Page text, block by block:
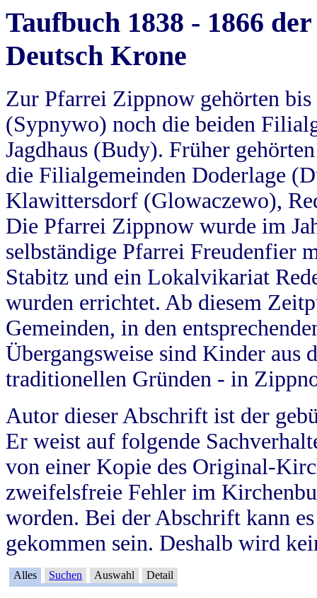
Taufbuch 1838 - 1866
Deutsch Krone
Zur Pfarrei Zippnow gehörten
(Sypnywo) noch die beiden
Jagdhaus (Budy). Früher
die Filialgemeinden Doderlage
Klawittersdorf (Glowaczewo),
Die Pfarrei Zippnow wurde im
selbständige Pfarrei Freudenfier
Stabitz und ein Lokalvikariat
wurden errichtet. Ab diesem
Gemeinden, in den
Übergangsweise sind Kinder aus
traditionellen Gründen - in
Autor dieser Abschrift ist der
Er weist auf folgende
von einer Kopie des Original-
zweifelsfreie Fehler im
worden. Bei der Abschrift kann
gekommen sein. Deshalb wird
Alles Suchen Auswahl Detail